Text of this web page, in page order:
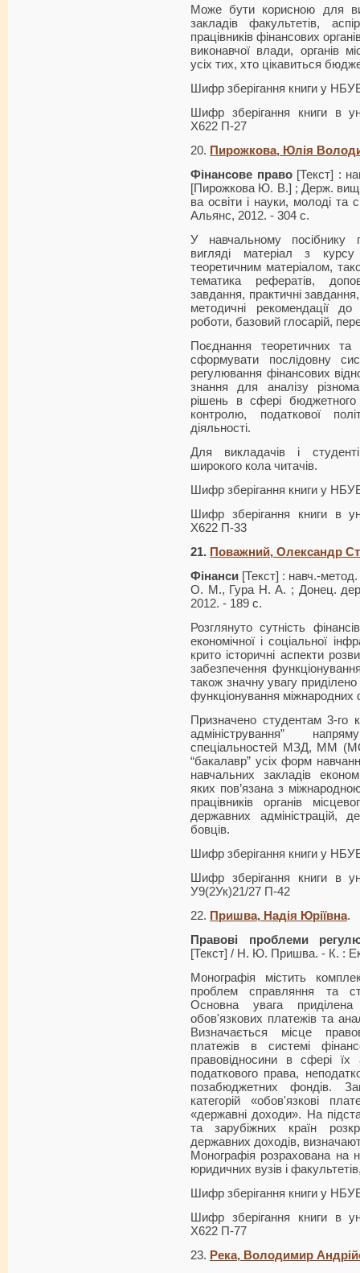
Може бути корисною для
закладів факультетів,
працівників фінансових
виконавчої влади, органів
усіх тих, хто цікавиться
Шифр зберігання книги у
Шифр зберігання книги в
Х622 П-27
20. Пирожкова, Юлія
Фінансове право[Текст] :
[Пирожкова Ю. В.] ; Держ. вищ.
ва освіти і науки, молоді
Альянс, 2012. - 304 с.
У навчальному посібнику
вигляді матеріал з
теоретичним матеріалом,
тематика рефератів,
завдання, практичні
методичні рекомендації
роботи, базовий глосарій,
Поєднання теоретичних та
сформувати послідовну
регулювання фінансових
знання для аналізу
рішень в сфері бюджетного
контролю, податкової
діяльності.
Для викладачів і
широкого кола читачів.
Шифр зберігання книги у
Шифр зберігання книги в
Х622 П-33
21. Поважний, Олександр
Фінанси [Текст] : навч.-
О. М., Гура Н. А. ; Донец.
2012. - 189 с.
Розглянуто сутність
економічної і соціальної
крито історичні аспекти
забезпечення
також значну увагу
функціонування міжнародних
Призначено студентам 3-го
адміністрування”
спеціальностей МЗД, ММ (МО)
“бакалавр” усіх форм
навчальних закладів
яких пов’язана з
працівників органів
державних адміністрацій,
бовців.
Шифр зберігання книги у
Шифр зберігання книги в
У9(2Ук)21/27 П-42
22. Пришва, Надія Юріївна.
Правові проблеми
[Текст] / Н. Ю. Пришва. - К. :
Монографія містить
проблем справляння та
Основна увага
обов'язкових платежів та
Визначається місце
платежів в системі
правовідносини в сфері їх
податкового права,
позабюджетних фондів.
категорій «обов'язкові
«державні доходи». На
та зарубіжних країн
державних доходів,
Монографія розрахована на
юридичних вузів і
Шифр зберігання книги у
Шифр зберігання книги в
Х622 П-77
23. Река, Володимир